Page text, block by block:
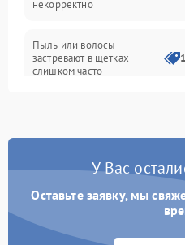
Программные сбои
некорректно
Пыль или волосы
застревают в щетках
слишком часто
У Вас
Оставьте заявку, мы